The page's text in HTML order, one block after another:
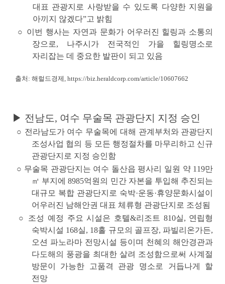
대표 관광지로 사랑받을 수 있도록 다양한 지원을
아끼지 않겠다”고 밝힘
○ 이번 행사는 자연과 문화가 어우러진 힐링과 소통의
장으로, 나주시가 전국적인 가을 힐링명소로
자리잡는 데 중요한 발판이 되고 있음
출처: 해럴드경제, https://biz.heraldcorp.com/article/10607662
▶ 전남도, 여수 무술목 관광단지 지정 승인
○ 전라남도가 여수 무술목에 대해 관계부처와 관광단지
조성사업 협의 등 모든 행정절차를 마무리하고 신규
관광단지로 지정 승인함
○ 무술목 관광단지는 여수 돌산읍 평사리 일원 약 119만
㎡ 부지에 8985억원의 민간 자본을 투입해 추진되는
대규모 복합 관광단지로 숙박·운동·휴양문화시설이
어우러진 남해안권 대표 체류형 관광단지 로 조성됨
○ 조성 예정 주요 시설은 호텔&리조트 810실, 연립형
숙박시설 168실, 18홀 규모의 골프장, 파빌리온가든,
오션 파노라마 전망시설 등이며 천혜의 해안경관과
다도해의 풍광을 최대한 살려 조성함으로써 사계절
방문이 가능한 고품격 관광 명소로 거듭나게 할
전망